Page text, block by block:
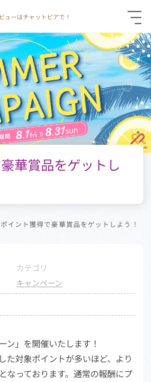
ューはチャットピアで！
華賞品をゲットし
イント獲得で豪華賞品をゲットしよう！
カテゴリ
キャンペーン
ン」を開催いたします！
た対象ポイントが多いほど、より
なっております。通常の報酬にプ